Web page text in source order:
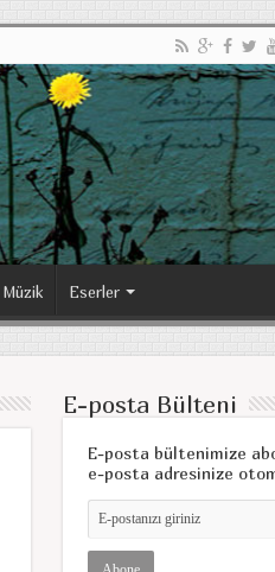
Müzik Eserler
E-posta Bülteni
E-posta bültenimize
e-posta adresinize